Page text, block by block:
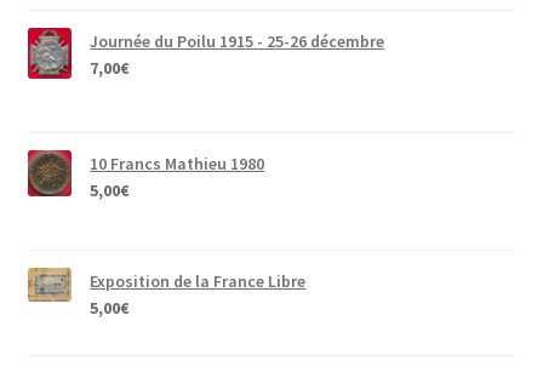
Journée du Poilu 1915 - 25-26 décembre
7,00€
10 Francs Mathieu 1980
5,00€
Exposition de la France Libre
5,00€